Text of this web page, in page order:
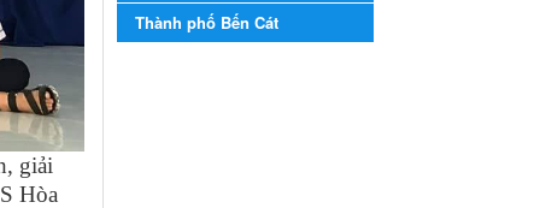
giải
Hòa
năm học 2023-2024
Kế hoạch Tổ chức Hội trại
Thành phố Bến Cát